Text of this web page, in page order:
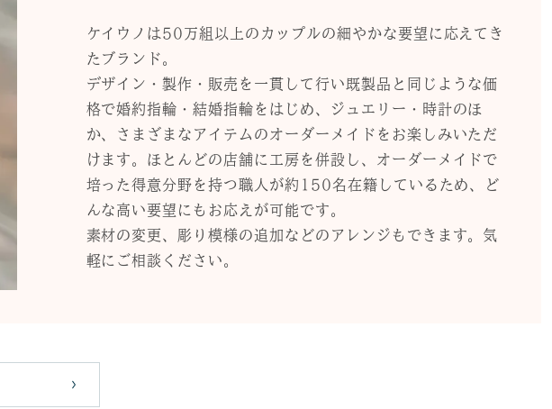
ケイウノは50万組以上のカップルの細やかな要望に応えてき
たブランド。
デザイン・製作・販売を一貫して行い既製品と同じような価
格で婚約指輪・結婚指輪をはじめ、ジュエリー・時計のほ
か、さまざまなアイテムのオーダーメイドをお楽しみいただ
けます。ほとんどの店舗に工房を併設し、オーダーメイドで
培った得意分野を持つ職人が約150名在籍しているため、ど
んな高い要望にもお応えが可能です。
素材の変更、彫り模様の追加などのアレンジもできます。気
軽にご相談ください。